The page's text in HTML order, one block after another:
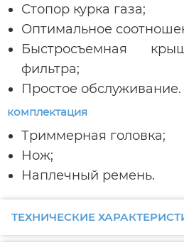
Стопор курка газа;
Оптимальное
Быстросъемная
фильтра;
Простое обслуживание.
комплектация
Триммерная головка;
Нож;
Наплечный ремень.
ТЕХНИЧЕСКИЕ